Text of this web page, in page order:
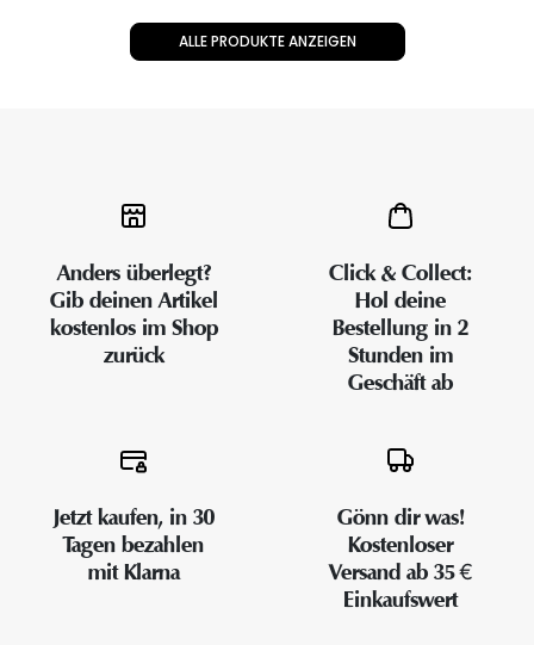
ALLE PRODUKTE ANZEIGEN
Anders überlegt?
Gib deinen Artikel
kostenlos im Shop
zurück
Click & Collect:
Hol deine
Bestellung in 2
Stunden im
Geschäft ab
Jetzt kaufen, in 30
Tagen bezahlen
mit Klarna
Gönn dir was!
Kostenloser
Versand ab 35 €
Einkaufswert